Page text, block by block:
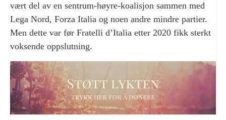
vært del av en sentrum-høyre-koalisjon sammen med
Lega Nord, Forza Italia og noen andre mindre partier.
Men dette var før Fratelli d’Italia etter 2020 fikk sterkt
voksende oppslutning.